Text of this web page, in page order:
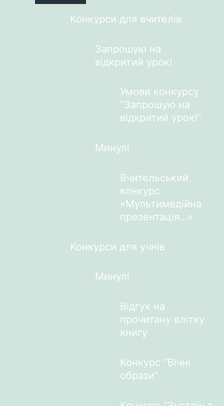
Конкурси для вчителів
Запрошую на
відкритий урок!
Умови конкурсу
“Запрошую на
відкритий урок!”
Минулі
Вчительський
конкурс
«Мультимедійна
презентація…»
Конкурси для учнів
Минулі
Відгук на
прочитану влітку
книгу
Конкурс “Вічні
образи”